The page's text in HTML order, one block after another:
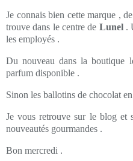
Je connais bien cette marque ,
trouve dans le centre de Lunel .
les employés .
Du nouveau dans la boutique
parfum disponible .
Sinon les ballotins de chocolat
Je vous retrouve sur le blog et
nouveautés gourmandes .
Bon mercredi .